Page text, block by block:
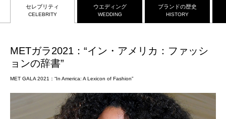
セレブリティ
CELEBRITY
ウエディング
WEDDING
ブランドの歴史
HISTORY
METガラ2021：“イン・アメリカ：ファッシ
ョンの辞書”
MET GALA 2021：“In America: A Lexicon of Fashion”